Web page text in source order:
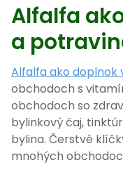
Alfalfa
a
Alfalfa ako doplnok
obchodoch s
obchodoch so
bylinkový čaj,
bylina. Čerstvé
mnohých